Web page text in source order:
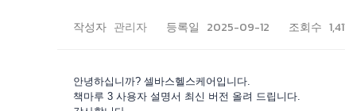
작성자 관리자 등록일 2025-09-12 조회수
안녕하십니까? 셀바스헬스케어입니다.
책마루 3 사용자 설명서 최신 버전 올려 드립니다.